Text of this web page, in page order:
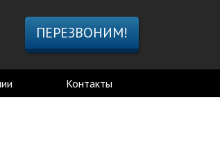
ПЕРЕЗВОНИМ!
Контакты